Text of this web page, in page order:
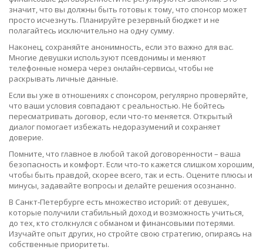
значит, что вы должны быть готовы к тому, что спонсор может
просто исчезнуть. Планируйте резервный бюджет и не
полагайтесь исключительно на одну сумму.
Наконец, сохраняйте анонимность, если это важно для вас.
Многие девушки используют псевдонимы и меняют
телефонные номера через онлайн‑сервисы, чтобы не
раскрывать личные данные.
Если вы уже в отношениях с спонсором, регулярно проверяйте,
что ваши условия совпадают с реальностью. Не бойтесь
пересматривать договор, если что‑то меняется. Открытый
диалог помогает избежать недоразумений и сохраняет
доверие.
Помните, что главное в любой такой договоренности – ваша
безопасность и комфорт. Если что‑то кажется слишком хорошим,
чтобы быть правдой, скорее всего, так и есть. Оцените плюсы и
минусы, задавайте вопросы и делайте решения осознанно.
В Санкт‑Петербурге есть множество историй: от девушек,
которые получили стабильный доход и возможность учиться,
до тех, кто столкнулся с обманом и финансовыми потерями.
Изучайте опыт других, но стройте свою стратегию, опираясь на
собственные приоритеты.